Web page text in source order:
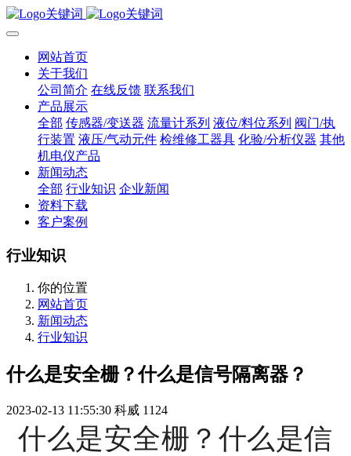
网站首页
关于我们
公司简介 在线反馈 联系我们
产品展示
全部 传感器/变送器 流量计系列 液位/料位系列 阀门/执
行装置 液压/气动元件 检维修工器具 化验/分析仪器 其他
机电仪产品
新闻动态
全部 行业知识 企业新闻
资料下载
客户案例
行业知识
你的位置
网站首页
新闻动态
行业知识
什么是安全栅？什么是信号隔离器？
2023-02-13 11:55:30 科威 1124
什么是安全栅？什么是信